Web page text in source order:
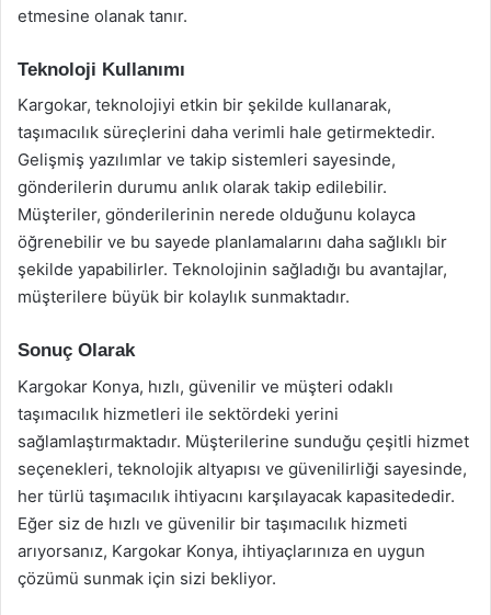
etmesine olanak tanır.
Teknoloji Kullanımı
Kargokar, teknolojiyi etkin bir şekilde kullanarak,
taşımacılık süreçlerini daha verimli hale getirmektedir.
Gelişmiş yazılımlar ve takip sistemleri sayesinde,
gönderilerin durumu anlık olarak takip edilebilir.
Müşteriler, gönderilerinin nerede olduğunu kolayca
öğrenebilir ve bu sayede planlamalarını daha sağlıklı bir
şekilde yapabilirler. Teknolojinin sağladığı bu avantajlar,
müşterilere büyük bir kolaylık sunmaktadır.
Sonuç Olarak
Kargokar Konya, hızlı, güvenilir ve müşteri odaklı
taşımacılık hizmetleri ile sektördeki yerini
sağlamlaştırmaktadır. Müşterilerine sunduğu çeşitli hizmet
seçenekleri, teknolojik altyapısı ve güvenilirliği sayesinde,
her türlü taşımacılık ihtiyacını karşılayacak kapasitededir.
Eğer siz de hızlı ve güvenilir bir taşımacılık hizmeti
arıyorsanız, Kargokar Konya, ihtiyaçlarınıza en uygun
çözümü sunmak için sizi bekliyor.